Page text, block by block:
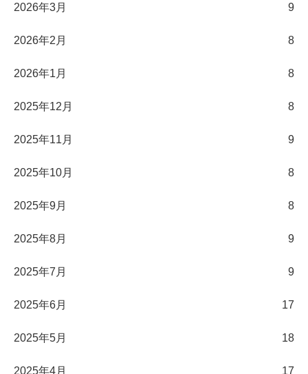
2026年3月 9
2026年2月 8
2026年1月 8
2025年12月 8
2025年11月 9
2025年10月 8
2025年9月 8
2025年8月 9
2025年7月 9
2025年6月 17
2025年5月 18
2025年4月 17